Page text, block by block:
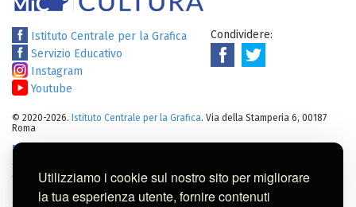
Utilizziamo i cookie sul nostro sito per migliorare
la tua esperienza utente, fornire contenuti
Istituto Centrale per la Grafica
Servizio Educativo
Instagram
Youtube
Condividere:
© 2020-2026. Istituto Centrale per la Grafica. Via della Stamperia 6, 00187
Roma
Note legali
altro materiale pubblicato su questo sito sono soggetti alle leggi sul
diritto di autore.
gr@cultura.gov.it